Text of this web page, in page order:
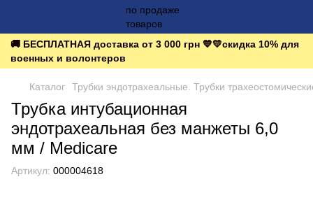
🚚 БЕСПЛАТНАЯ доставка от 3 000 грн 💙💛скидка 10% для
военных и волонтеров
Каталог Трубки эндотрахеальные. Трубки
Трубка интубационная
эндотрахеальная без манжеты 6,0
мм / Medicare
Артикул: 000004618